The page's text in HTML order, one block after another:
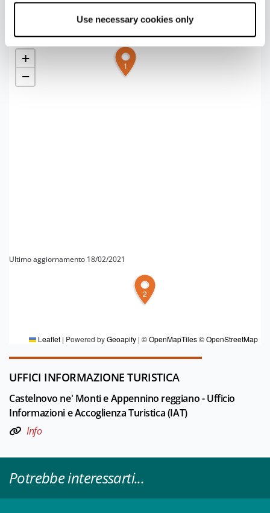
Use necessary cookies only
Castagnola.
1
2
+
−
Leaflet | Powered byGeoapify | © OpenMapTiles© OpenStreetMap
Ultimo aggiornamento 18/02/2021
PER MAGGIORI INFORMAZIONI
UFFICI INFORMAZIONE TURISTICA
Castelnovo ne' Monti e Appennino reggiano - Ufficio
Informazioni e Accoglienza Turistica (IAT)
Info
Potrebbe interessarti...